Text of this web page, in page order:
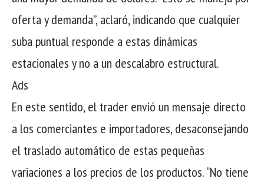
oferta y demanda”, aclaró, indicando que cualquier
suba puntual responde a estas dinámicas
estacionales y no a un descalabro estructural.
Ads
En este sentido, el trader envió un mensaje directo
a los comerciantes e importadores, desaconsejando
el traslado automático de estas pequeñas
variaciones a los precios de los productos. “No tiene